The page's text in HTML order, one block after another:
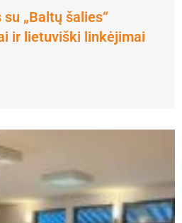
„Baltų šalies“
ir lietuviški linkėjimai